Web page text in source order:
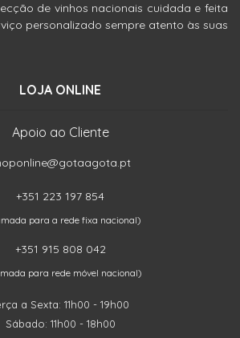
de vinhos nacionais cuidada e feita
personalizado sempre atento às suas
LOJA ONLINE
Apoio ao Cliente
+351 223 197 854
para a rede fixa nacional)
+351 915 808 042
para rede móvel nacional)
a Sexta: 11h00 - 19h00
Sábado: 11h00 - 18h00